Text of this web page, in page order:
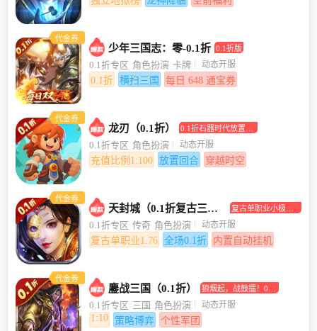
代金券
少年三国志：零-0.1折 0.1折版
0.1折专区 角色扮演 卡牌 动态开服
0.1折 横扫三国 每日 648 通宝券
代金券
龙刃（0.1折）
0.1折石器时代放置回
合挂机手游
0.1折专区 角色扮演 动态开服
充值比例1:100 放置回合 穿越时空
代金券
天封城（0.1折复古三职业）
复古单职业小极品
传奇手游
0.1折专区 传奇 角色扮演 动态开服
复古单职业1.76 全场0.1折 内置自动挂机
代金券
鏖战三国（0.1折）
狼烟起，战鼓擂！0.1
折助你坐拥江山美人
0.1折专区 三国 角色扮演 动态开服
1:10 策略博弈 个性军团